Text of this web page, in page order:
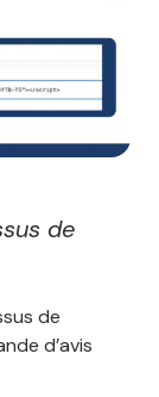
de
de
d’avis